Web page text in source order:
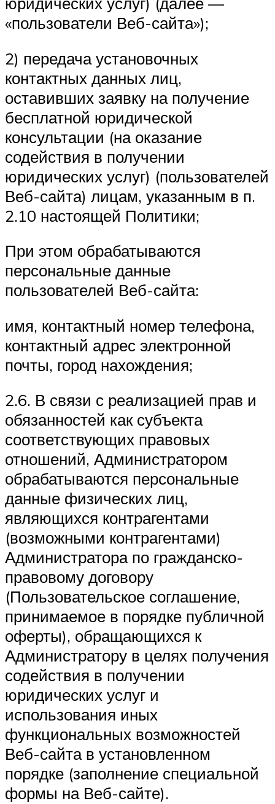
«пользователи Веб-сайта»);
2) передача установочных
контактных данных лиц,
оставивших заявку на получение
бесплатной юридической
консультации (на оказание
содействия в получении
юридических услуг) (пользователей
Веб-сайта) лицам, указанным в п.
2.10 настоящей Политики;
При этом обрабатываются
персональные данные
пользователей Веб-сайта:
имя, контактный номер телефона,
контактный адрес электронной
почты, город нахождения;
2.6. В связи с реализацией прав и
обязанностей как субъекта
соответствующих правовых
отношений, Администратором
обрабатываются персональные
данные физических лиц,
являющихся контрагентами
(возможными контрагентами)
Администратора по гражданско-
правовому договору
(Пользовательское соглашение,
принимаемое в порядке публичной
оферты), обращающихся к
Администратору в целях получения
содействия в получении
юридических услуг и
использования иных
функциональных возможностей
Веб-сайта в установленном
порядке (заполнение специальной
формы на Веб-сайте).